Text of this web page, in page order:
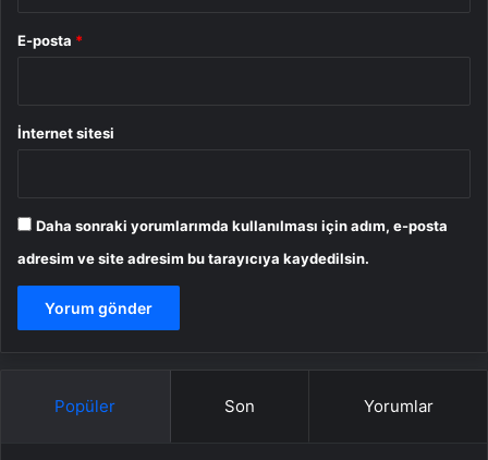
E-posta *
İnternet sitesi
Daha sonraki yorumlarımda kullanılması için adım, e-posta
adresim ve site adresim bu tarayıcıya kaydedilsin.
Popüler Son Yorumlar